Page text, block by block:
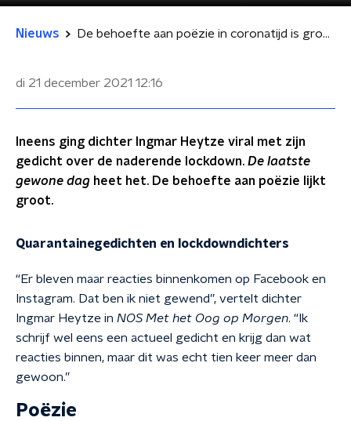
Nieuws De behoefte aan poëzie in coronatijd is groot
di 21 december 2021 12:16
Ineens ging dichter Ingmar Heytze viral met zijn
gedicht over de naderende lockdown. De laatste
gewone dag heet het. De behoefte aan poëzie lijkt
groot.
Quarantainegedichten en lockdowndichters
“Er bleven maar reacties binnenkomen op Facebook en
Instagram. Dat ben ik niet gewend”, vertelt dichter
Ingmar Heytze in NOS Met het Oog op Morgen. “Ik
schrijf wel eens een actueel gedicht en krijg dan wat
reacties binnen, maar dit was echt tien keer meer dan
gewoon.”
Poëzie